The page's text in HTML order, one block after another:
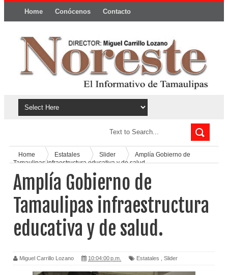
Home Conócenos Contacto
Home Estatales Slider
Amplía Gobierno de
Tamaulipas infraestructura educativa y de salud.
Amplía Gobierno de
Tamaulipas infraestructura
educativa y de salud.
Miguel Carrillo Lozano 10:04:00 p.m. Estatales Slider